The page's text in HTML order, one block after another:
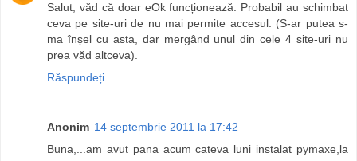
Salut, văd că doar eOk funcționează. Probabil au schimbat
ceva pe site-uri de nu mai permite accesul. (S-ar putea s-
ma înșel cu asta, dar mergând unul din cele 4 site-uri nu
prea văd altceva).
Răspundeți
Anonim 14 septembrie 2011 la 17:42
Buna,...am avut pana acum cateva luni instalat pymaxe,la